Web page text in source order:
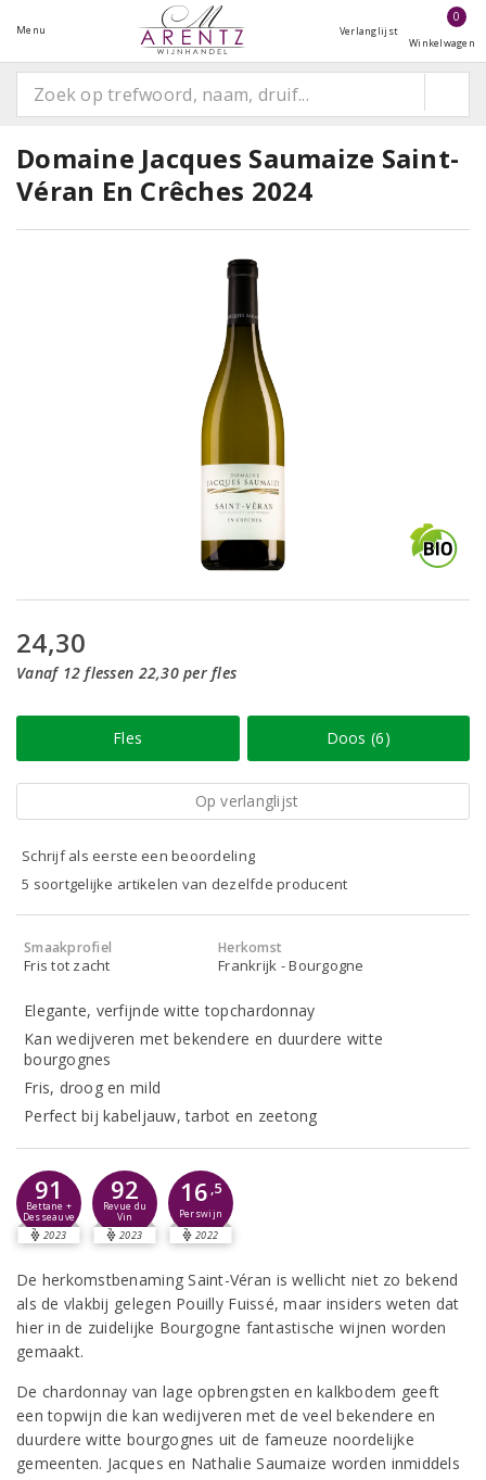
Menu Verlanglijst
0
Winkelwagen
Domaine Jacques Saumaize Saint-
Véran En Crêches 2024
24,30
Vanaf 12 flessen 22,30 per fles
Fles Doos (6)
Op verlanglijst
Schrijf als eerste een beoordeling
5 soortgelijke artikelen van dezelfde producent
Smaakprofiel
Fris tot zacht
Herkomst
Frankrijk - Bourgogne
Elegante, verfijnde witte topchardonnay
Kan wedijveren met bekendere en duurdere witte
bourgognes
Fris, droog en mild
Perfect bij kabeljauw, tarbot en zeetong
91
Bettane +
Desseauve
2023
92
Revue du
Vin
2023
16 ,5
Perswijn
2022
De herkomstbenaming Saint-Véran is wellicht niet zo bekend
als de vlakbij gelegen Pouilly Fuissé, maar insiders weten dat
hier in de zuidelijke Bourgogne fantastische wijnen worden
gemaakt.
De chardonnay van lage opbrengsten en kalkbodem geeft
een topwijn die kan wedijveren met de veel bekendere en
duurdere witte bourgognes uit de fameuze noordelijke
gemeenten. Jacques en Nathalie Saumaize worden inmiddels